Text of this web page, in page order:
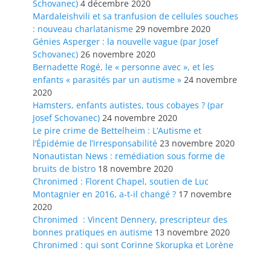
Schovanec) 4 décembre 2020
Mardaleishvili et sa tranfusion de cellules souches
: nouveau charlatanisme 29 novembre 2020
Génies Asperger : la nouvelle vague (par Josef
Schovanec) 26 novembre 2020
Bernadette Rogé, le « personne avec », et les
enfants « parasités par un autisme » 24 novembre
2020
Hamsters, enfants autistes, tous cobayes ? (par
Josef Schovanec) 24 novembre 2020
Le pire crime de Bettelheim : L’Autisme et
l’Épidémie de l’irresponsabilité 23 novembre 2020
Nonautistan News : remédiation sous forme de
bruits de bistro 18 novembre 2020
Chronimed : Florent Chapel, soutien de Luc
Montagnier en 2016, a-t-il changé ? 17 novembre
2020
Chronimed : Vincent Dennery, prescripteur des
bonnes pratiques en autisme 13 novembre 2020
Chronimed : qui sont Corinne Skorupka et Lorène